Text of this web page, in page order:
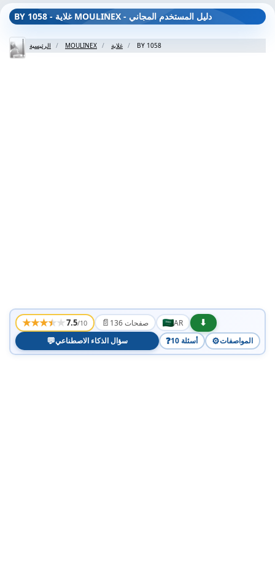
BY 1058 - غلاية MOULINEX - دليل المستخدم المجاني
الرئيسية MOULINEX غلاية BY 1058
★★★★★7.5/10 📄 136 صفحات AR
⬇
💬سؤال الذكاء الاصطناعي ❓ 10 أسئلة ⚙️المواصفات